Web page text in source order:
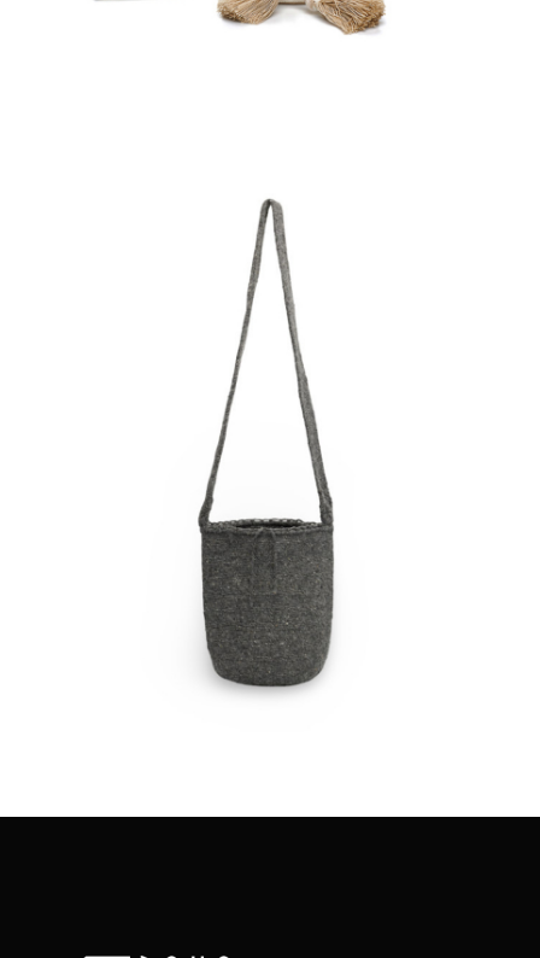
Aggiungi
€65.00
Aggiungi
al carrello